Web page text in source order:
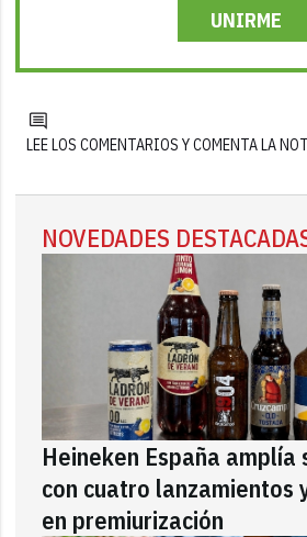
UNIRME
LEE LOS COMENTARIOS Y COMENTA LA
NOVEDADES
Heineken España amplía
con cuatro lanzamientos
en premiurización